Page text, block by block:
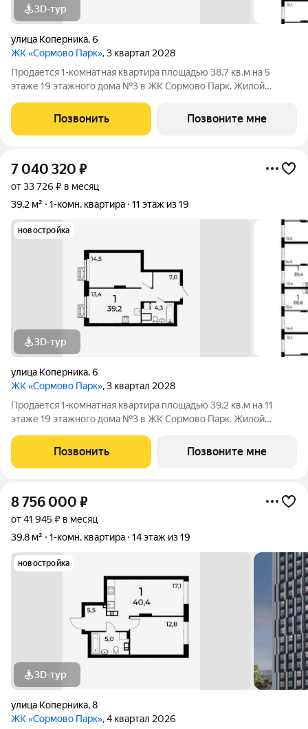
3D-тур
улица Коперника,6
ЖК «Сормово Парк», 3 квартал 2028
Продается 1-комнатная квартира площадью 38,7 кв.м на 5
этаже 19 этажного дома №3 в ЖК Сормово Парк. Жилой
центральной локации Сормовского района Нижнего
Новгорода. В окружении комплекса Сормовский
Позвонить Позвоните мне
7 040 320 ₽
от 33 726 ₽ в месяц
39,2 м²
1-комн. квартира 11 этаж из 19
новостройка
3D-тур
улица Коперника,6
ЖК «Сормово Парк», 3 квартал 2028
Продается 1-комнатная квартира площадью 39,2 кв.м на 11
этаже 19 этажного дома №3 в ЖК Сормово Парк. Жилой
центральной локации Сормовского района Нижнего
Новгорода. В окружении комплекса Сормовский
Позвонить Позвоните мне
8 756 000 ₽
от 41 945 ₽ в месяц
39,8 м²
1-комн. квартира 14 этаж из 19
новостройка
3D-тур
улица Коперника,8
ЖК «Сормово Парк», 4 квартал 2026